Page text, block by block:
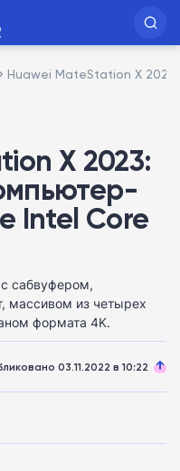
Huawei MateStation X
X 2023:
Intel Core
сабвуфером,
массивом из четырех
формата 4K.
03.11.2022 в 10:22